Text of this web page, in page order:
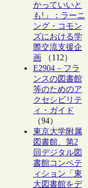
かっていいと
も!」：ラーニ
ング・コモン
ズにおける学
際交流支援企
画 （112）
E2904 – フラ
ンスの図書館
等のためのア
クセシビリテ
ィ・ガイド
（94）
東京大学附属
図書館、第2
回デジタル図
書館コンペテ
ィション「東
大図書館をデ